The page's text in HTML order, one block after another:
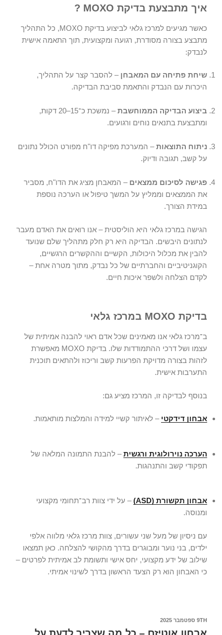
איך מתבצעת בדיקת MOXO ?
כאשר מגיעים למרכז גלאי לביצוע בדיקת MOXO, כל התהליך
מתבצע בצורה מסודרת, רגועה ומקצועית, תוך התאמה אישית
לנבדק:
שיחת פתיחה עם המאבחן – להסבר קצר על התהליך,
היכרות עם הנבדק והתאמת סביבת הבדיקה.
ביצוע הבדיקה הממוחשבת
– נמשכת כ־15–20 דקות,
ומתבצעת בתנאים נוחים ורגועים.
ניתוח התוצאות– המערכת מפיקה דו"ח מפורט הכולל נתונים
על קשב, תגובה ודיוק.
פגישה לסיכום ממצאים – המאבחן מציג את הדו"ח, מסביר
את הממצאים וממליץ על המשך טיפול או הערכה נוספת
במידת הצורך.
הגישה במרכז גלאי היא הוליסטית – אנו רואים את האדם מעבר
לנתונים היבשים. הבדיקה היא רק חלק מתהליך שלם שנועד
להבין את מכלול היכולות, הקשיים וההקשרים הרגשיים,
הקוגניטיביים והחברתיים של כל נבדק, מתוך מטרה אחת –
לקדם הצלחה ולשפר איכות חיים.
בדיקת MOXO במרכז גלאי
ב־מרכז גלאי אנו מאמינים שכל אדם ראוי להבנה אמיתית של
עצמו ושל דרכי ההתמודדות שלו. בדיקת MOXO
מאפשרת
לזהות בצורה מדויקת הפרעות קשב וריכוז ולהתאים תוכנית
התערבות אישית.
בנוסף לבדיקה זו, המרכז מציע גם:
אבחון דידקטי – לאיתור קשיי למידה והמלצות מותאמות.
הערכה נוירולוגית ורגשית– להבנת התמונה המלאה של
תפקודי קשב והתנהגות.
אבחון תקשורת (ASD)
– על ידי צוות רב־תחומי מקצועי
ומנוסה.
עם ניסיון של מעל שני עשורים, צוות מרכז גלאי מלווה אלפי
ילדים, בני נוער ומבוגרים בדרך מהקושי להצלחה. כאן תמצאו
שילוב של ידע מקצועי, יחס אישי ותשומת לב אמיתית לפרטים –
כי האבחון הוא רק הצעד הראשון בדרך לשינוי אמיתי.
9TH ספטמבר 2025